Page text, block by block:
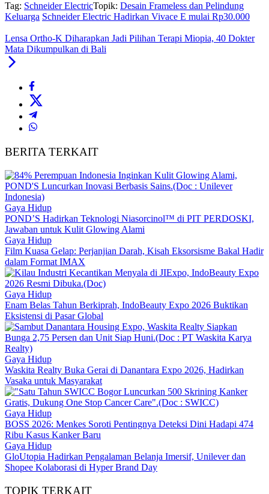
Tag: Schneider ElectricTopik: Desain Frameless dan Pelindung
Keluarga Schneider Electric Hadirkan Vivace E mulai Rp30.000
Lensa Ortho-K Diharapkan Jadi Pilihan Terapi Miopia, 40 Dokter
Mata Dikumpulkan di Bali
BERITA TERKAIT
Gaya Hidup
POND’S Hadirkan Teknologi Niasorcinol™ di PIT PERDOSKI,
Jawaban untuk Kulit Glowing Alami
Gaya Hidup
Film Kuasa Gelap: Perjanjian Darah, Kisah Eksorsisme Bakal Hadir
dalam Format IMAX
Gaya Hidup
Enam Belas Tahun Berkiprah, IndoBeauty Expo 2026 Buktikan
Eksistensi di Pasar Global
Gaya Hidup
Waskita Realty Buka Gerai di Danantara Expo 2026, Hadirkan
Vasaka untuk Masyarakat
Gaya Hidup
BOSS 2026: Menkes Soroti Pentingnya Deteksi Dini Hadapi 474
Ribu Kasus Kanker Baru
Gaya Hidup
GloUtopia Hadirkan Pengalaman Belanja Imersif, Unilever dan
Shopee Kolaborasi di Hyper Brand Day
TOPIK TERKAIT